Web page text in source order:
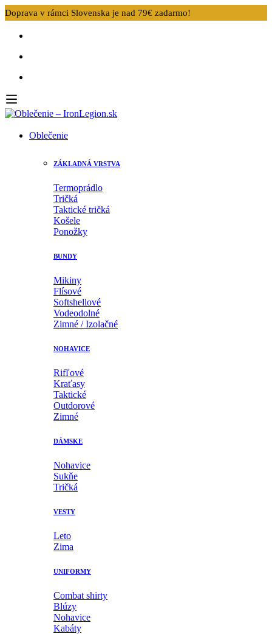
Doprava v rámci Slovenska je nad 79€ zadarmo!
Oblečenie
ZÁKLADNÁ VRSTVA
Termoprádlo
Tričká
Taktické tričká
Košele
Ponožky
BUNDY
Mikiny
Flísové
Softshellové
Vodeodolné
Zimné / Izolačné
NOHAVICE
Rifľové
Kraťasy
Taktické
Outdorové
Zimné
DÁMSKE
Nohavice
Sukňe
Tričká
VESTY
Leto
Zima
UNIFORMY
Combat shirty
Blúzy
Nohavice
Kabáty